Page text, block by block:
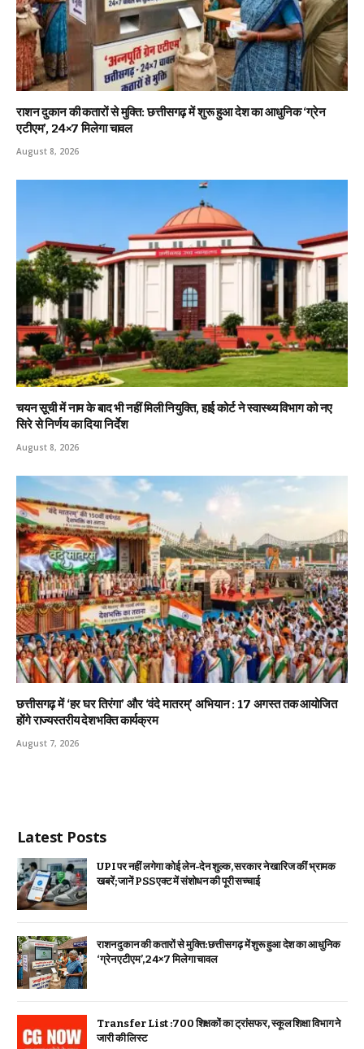
राशन दुकान की कतारों से मुक्ति: छत्तीसगढ़ में शुरू हुआ देश का आधुनिक ‘ग्रेन
एटीएम’, 24×7 मिलेगा चावल
August 8, 2026
चयन सूची में नाम के बाद भी नहीं मिली नियुक्ति, हाई कोर्ट ने स्वास्थ्य विभाग को नए
सिरे से निर्णय का दिया निर्देश
August 8, 2026
छत्तीसगढ़ में ‘हर घर तिरंगा’ और ‘वंदे मातरम्’ अभियान : 17 अगस्त तक आयोजित
होंगे राज्यस्तरीय देशभक्ति कार्यक्रम
August 7, 2026
Latest Posts
UPI पर नहीं लगेगा कोई लेन-देन शुल्क, सरकार ने खारिज कीं भ्रामक
खबरें; जानें PSS एक्ट में संशोधन की पूरी सच्चाई
राशन दुकान की कतारों से मुक्ति: छत्तीसगढ़ में शुरू हुआ देश का आधुनिक
‘ग्रेन एटीएम’, 24×7 मिलेगा चावल
Transfer List :700 शिक्षकों का ट्रांसफर, स्कूल शिक्षा विभाग ने
जारी की लिस्ट